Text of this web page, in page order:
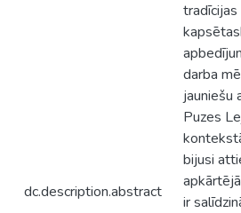
dc.description.abstract
darba
jauniešu
Puzes
bijusi
ir